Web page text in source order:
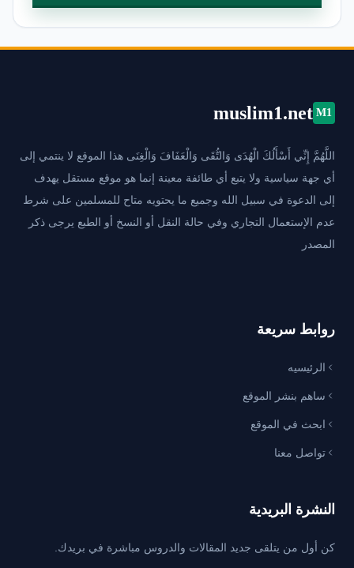
M1
muslim1.net
اللَّهُمَّ إِنِّي أَسْأَلُكَ الْهُدَى وَالتُّقَى وَالْعَفَافَ وَالْغِنَى هذا الموقع لا ينتمي إلى
أي جهة سياسية ولا يتبع أي طائفة معينة إنما هو موقع مستقل يهدف
إلى الدعوة في سبيل الله وجميع ما يحتويه متاح للمسلمين على شرط
عدم الإستعمال التجاري وفي حالة النقل أو النسخ أو الطبع يرجى ذكر
المصدر
روابط سريعة
الرئيسيه
ساهم بنشر الموقع
ابحث في الموقع
تواصل معنا
النشرة البريدية
كن أول من يتلقى جديد المقالات والدروس مباشرة في بريدك.